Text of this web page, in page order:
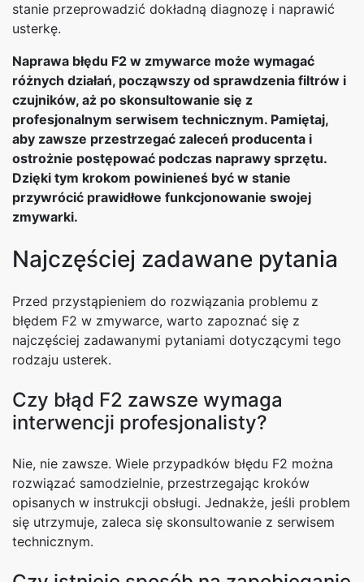
stanie przeprowadzić dokładną diagnozę i naprawić
usterkę.
Naprawa błędu F2 w zmywarce może wymagać
różnych działań, począwszy od sprawdzenia filtrów i
czujników, aż po skonsultowanie się z
profesjonalnym serwisem technicznym. Pamiętaj,
aby zawsze przestrzegać zaleceń producenta i
ostrożnie postępować podczas naprawy sprzętu.
Dzięki tym krokom powinieneś być w stanie
przywrócić prawidłowe funkcjonowanie swojej
zmywarki.
Najczęściej zadawane pytania
Przed przystąpieniem do rozwiązania problemu z
błędem F2 w zmywarce, warto zapoznać się z
najczęściej zadawanymi pytaniami dotyczącymi tego
rodzaju usterek.
Czy błąd F2 zawsze wymaga
interwencji profesjonalisty?
Nie, nie zawsze. Wiele przypadków błędu F2 można
rozwiązać samodzielnie, przestrzegając kroków
opisanych w instrukcji obsługi. Jednakże, jeśli problem
się utrzymuje, zaleca się skonsultowanie z serwisem
technicznym.